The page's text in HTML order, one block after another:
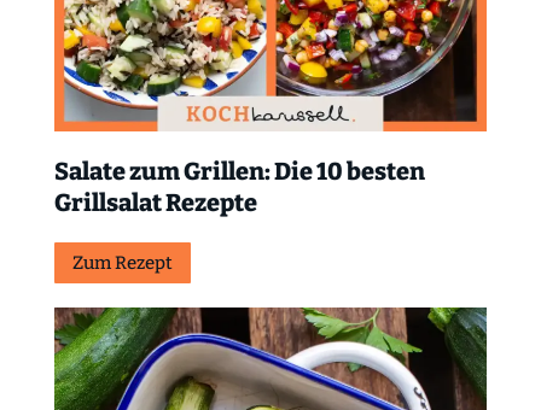
Salate zum Grillen: Die 10 besten
Grillsalat Rezepte
Zum Rezept